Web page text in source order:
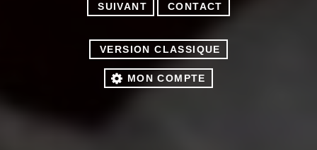
SUIVANT CONTACT
VERSION CLASSIQUE
MON COMPTE